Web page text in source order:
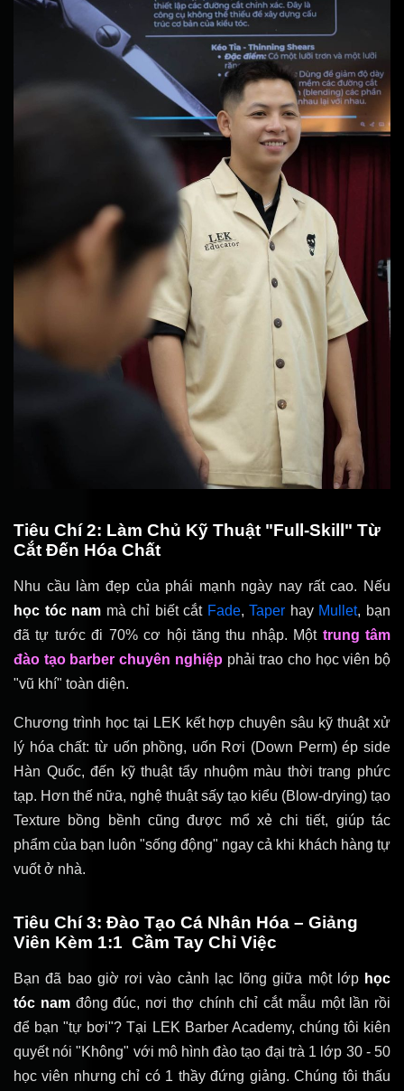
Tiêu Chí 2: Làm Chủ Kỹ Thuật "Full-Skill" Từ
Cắt Đến Hóa Chất
Nhu cầu làm đẹp của phái mạnh ngày nay rất cao. Nếu
học tóc nam mà chỉ biết cắt Fade,Taper hay Mullet, bạn
đã tự tước đi 70% cơ hội tăng thu nhập. Một trung tâm
đào tạo barber chuyên nghiệpphải trao cho học viên bộ
"vũ khí" toàn diện.
Chương trình học tại LEK kết hợp chuyên sâu kỹ thuật xử
lý hóa chất: từ uốn phồng, uốn Rơi (Down Perm) ép side
Hàn Quốc, đến kỹ thuật tẩy nhuộm màu thời trang phức
tạp. Hơn thế nữa, nghệ thuật sấy tạo kiểu (Blow-drying) tạo
Texture bồng bềnh cũng được mổ xẻ chi tiết, giúp tác
phẩm của bạn luôn "sống động" ngay cả khi khách hàng tự
vuốt ở nhà.
Tiêu Chí 3: Đào Tạo Cá Nhân Hóa – Giảng
Viên Kèm 1:1 Cầm Tay Chỉ Việc
Bạn đã bao giờ rơi vào cảnh lạc lõng giữa một lớp học
tóc namđông đúc, nơi thợ chính chỉ cắt mẫu một lần rồi
để bạn "tự bơi"? Tại LEK Barber Academy, chúng tôi kiên
quyết nói "Không" với mô hình đào tạo đại trà 1 lớp 30 - 50
học viên nhưng chỉ có 1 thầy đứng giảng. Chúng tôi thấu